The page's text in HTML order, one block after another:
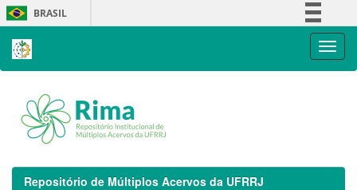
Skip
navigation
BRASIL
Repositório de Múltiplos Acervos da UFRRJ